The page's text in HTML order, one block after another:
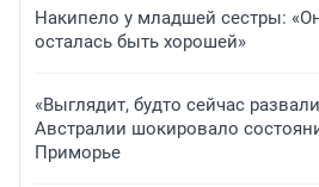
Накипело у младшей сестры:
осталась быть хорошей»
«Выглядит, будто сейчас
Австралии шокировало
Приморье